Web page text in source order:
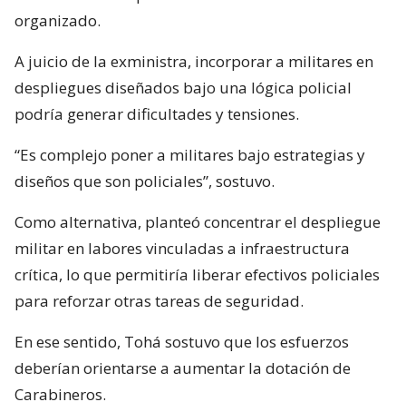
organizado.
A juicio de la exministra, incorporar a militares en
despliegues diseñados bajo una lógica policial
podría generar dificultades y tensiones.
“Es complejo poner a militares bajo estrategias y
diseños que son policiales”, sostuvo.
Como alternativa, planteó concentrar el despliegue
militar en labores vinculadas a infraestructura
crítica, lo que permitiría liberar efectivos policiales
para reforzar otras tareas de seguridad.
En ese sentido, Tohá sostuvo que los esfuerzos
deberían orientarse a aumentar la dotación de
Carabineros.